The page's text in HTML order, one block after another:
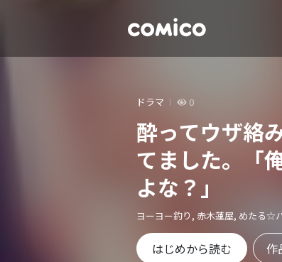
ドラマ 0
酔ってウザ絡
てました。「
よな？」
ヨーヨー釣り, 赤木蓮屋, めたる☆
はじめから読む 作